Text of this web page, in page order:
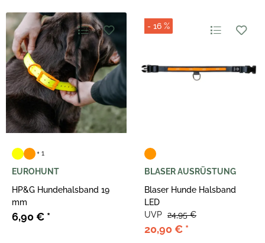
+ 1
EUROHUNT
HP&G Hundehalsband 19
mm
6,90 € *
- 16 %
BLASER AUSRÜSTUNG
Blaser Hunde Halsband
LED
20,90 € *
UVP 24,95 €